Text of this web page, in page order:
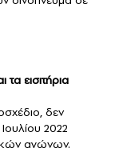
εισιτήρια
δεν
2022
αγώνων.